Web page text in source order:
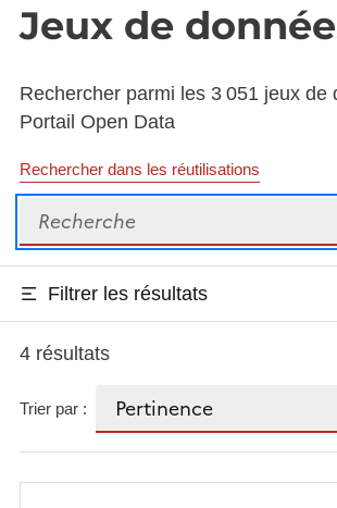
Jeux de
Rechercher parmi les 3 051 jeux de
Portail Open Data
Rechercher dans les réutilisations
Recherche
Filtrer les résultats
4 résultats
Trier par :